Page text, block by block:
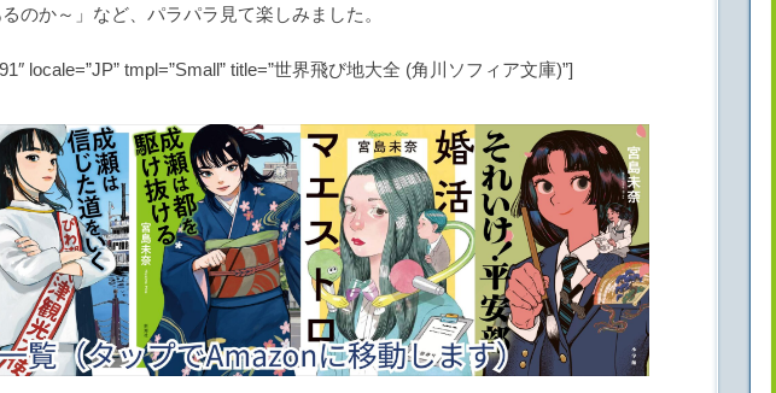
のか～」など、パラパラ見て楽しみました。
locale=”JP” tmpl=”Small” title=”世界飛び地大全 (角川ソフィア文庫)”]